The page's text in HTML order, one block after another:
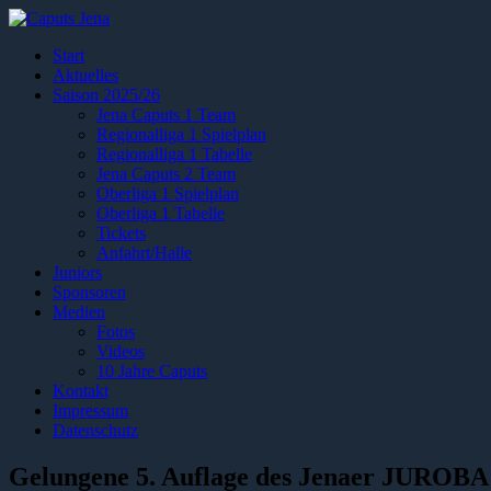
Start
Aktuelles
Saison 2025/26
Jena Caputs 1 Team
Regionalliga 1 Spielplan
Regionalliga 1 Tabelle
Jena Caputs 2 Team
Oberliga 1 Spielplan
Oberliga 1 Tabelle
Tickets
Anfahrt/Halle
Juniors
Sponsoren
Medien
Fotos
Videos
10 Jahre Caputs
Kontakt
Impressum
Datenschutz
Gelungene 5. Auflage des Jenaer